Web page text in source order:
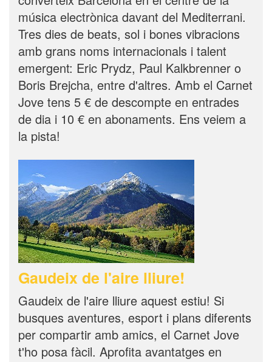
música electrònica davant del Mediterrani.
Tres dies de beats, sol i bones vibracions
amb grans noms internacionals i talent
emergent: Eric Prydz, Paul Kalkbrenner o
Boris Brejcha, entre d'altres. Amb el Carnet
Jove tens 5 € de descompte en entrades
de dia i 10 € en abonaments. Ens veiem a
la pista!
Gaudeix de l'aire lliure!
Gaudeix de l'aire lliure aquest estiu! Si
busques aventures, esport i plans diferents
per compartir amb amics, el Carnet Jove
t'ho posa fàcil. Aprofita avantatges en